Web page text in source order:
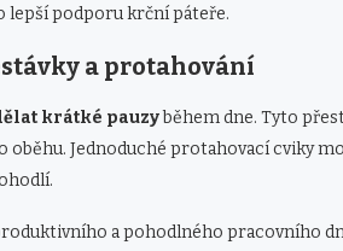
lepší podporu krční páteře.
a protahování
krátké pauzyběhem dne. Tyto
Jednoduché protahovací cviky
a pohodlného pracovního